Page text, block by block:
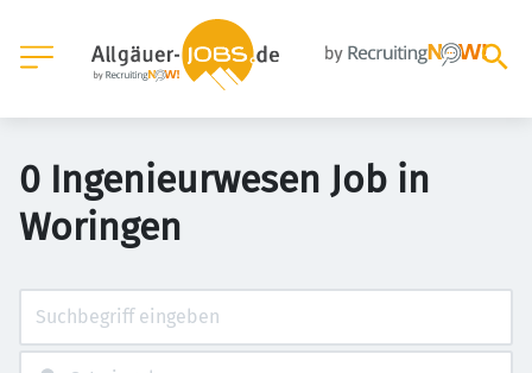
0 Ingenieurwesen Job in
Woringen